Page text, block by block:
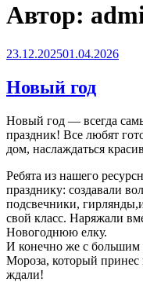
Автор:
Опубликовано
23.12.202501.04.2026
Новый год
Новый год — всегда
праздник! Все любят
дом, наслаждаться
Ребята из нашего
празднику: создавали
подсвечники,
свой класс. Наряжали
Новогоднюю елку.
И конечно же с большим
Мороза, который
ждали!